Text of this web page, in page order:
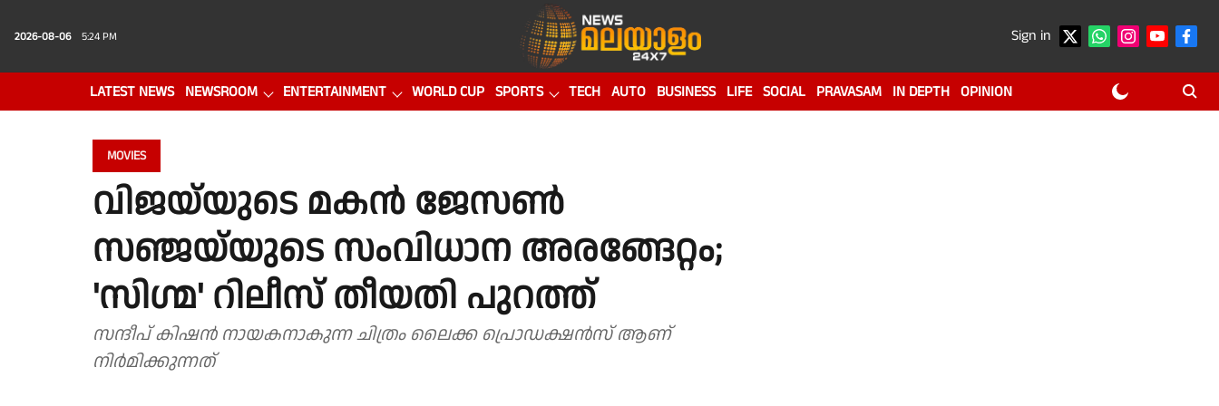
2026-08-06 5:24 PM Sign in
LATEST NEWS NEWSROOM ENTERTAINMENT WORLD CUP SPORTS TECH AUTO BUSINESS LIFE SOCIAL PRAVASAM IN DEPTH OPINION
MOVIES
വിജയ്‌യുടെ മകൻ ജേസൺ
സഞ്ജയ്‌യുടെ സംവിധാന അരങ്ങേറ്റം;
'സിഗ്മ' റിലീസ് തീയതി പുറത്ത്
സന്ദീപ് കിഷൻ നായകനാകുന്ന ചിത്രം ലൈക്ക പ്രൊഡക്ഷൻസ് ആണ്
നിർമിക്കുന്നത്